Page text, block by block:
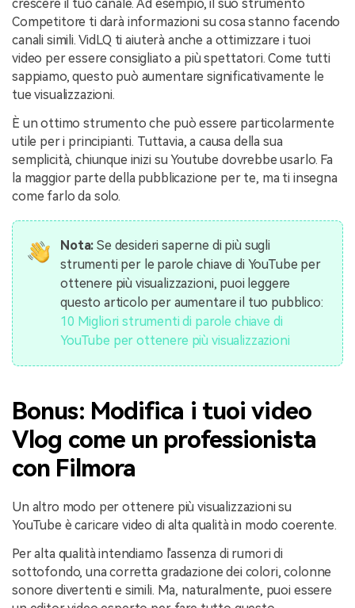
crescere il tuo canale. Ad esempio, il suo strumento
Competitore ti darà informazioni su cosa stanno facendo
canali simili. VidLQ ti aiuterà anche a ottimizzare i tuoi
video per essere consigliato a più spettatori. Come tutti
sappiamo, questo può aumentare significativamente le
tue visualizzazioni.
È un ottimo strumento che può essere particolarmente
utile per i principianti. Tuttavia, a causa della sua
semplicità, chiunque inizi su Youtube dovrebbe usarlo. Fa
la maggior parte della pubblicazione per te, ma ti insegna
come farlo da solo.
Nota: Se desideri saperne di più sugli
strumenti per le parole chiave di YouTube per
ottenere più visualizzazioni, puoi leggere
questo articolo per aumentare il tuo pubblico:
10 Migliori strumenti di parole chiave di
YouTube per ottenere più visualizzazioni
Bonus: Modifica i tuoi video
Vlog come un professionista
con Filmora
Un altro modo per ottenere più visualizzazioni su
YouTube è caricare video di alta qualità in modo coerente.
Per alta qualità intendiamo l'assenza di rumori di
sottofondo, una corretta gradazione dei colori, colonne
sonore divertenti e simili. Ma, naturalmente, puoi essere